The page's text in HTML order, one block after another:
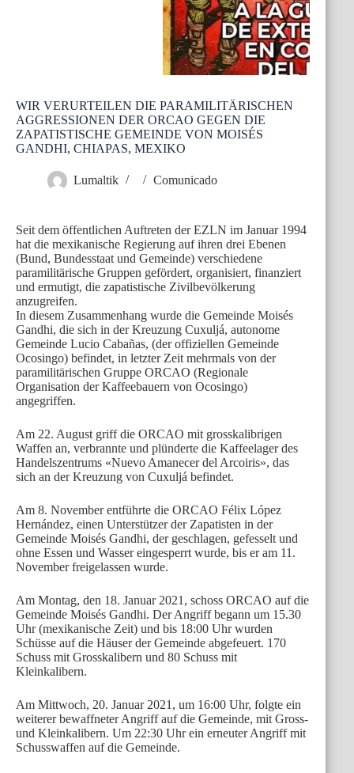
WIR VERURTEILEN DIE PARAMILITÄRISCHEN
AGGRESSIONEN DER ORCAO GEGEN DIE
ZAPATISTISCHE GEMEINDE VON MOISÉS
GANDHI, CHIAPAS, MEXIKO
Lumaltik Comunicado
Seit dem öffentlichen Auftreten der EZLN im Januar 1994
hat die mexikanische Regierung auf ihren drei Ebenen
(Bund, Bundesstaat und Gemeinde) verschiedene
paramilitärische Gruppen gefördert, organisiert, finanziert
und ermutigt, die zapatistische Zivilbevölkerung
anzugreifen.
In diesem Zusammenhang wurde die Gemeinde Moisés
Gandhi, die sich in der Kreuzung Cuxuljá, autonome
Gemeinde Lucio Cabañas, (der offiziellen Gemeinde
Ocosingo) befindet, in letzter Zeit mehrmals von der
paramilitärischen Gruppe ORCAO (Regionale
Organisation der Kaffeebauern von Ocosingo)
angegriffen.
Am 22. August griff die ORCAO mit grosskalibrigen
Waffen an, verbrannte und plünderte die Kaffeelager des
Handelszentrums «Nuevo Amanecer del Arcoiris», das
sich an der Kreuzung von Cuxuljá befindet.
Am 8. November entführte die ORCAO Félix López
Hernández, einen Unterstützer der Zapatisten in der
Gemeinde Moisés Gandhi, der geschlagen, gefesselt und
ohne Essen und Wasser eingesperrt wurde, bis er am 11.
November freigelassen wurde.
Am Montag, den 18. Januar 2021, schoss ORCAO auf die
Gemeinde Moisés Gandhi. Der Angriff begann um 15.30
Uhr (mexikanische Zeit) und bis 18:00 Uhr wurden
Schüsse auf die Häuser der Gemeinde abgefeuert. 170
Schuss mit Grosskalibern und 80 Schuss mit
Kleinkalibern.
Am Mittwoch, 20. Januar 2021, um 16:00 Uhr, folgte ein
weiterer bewaffneter Angriff auf die Gemeinde, mit Gross-
und Kleinkalibern. Um 22:30 Uhr ein erneuter Angriff mit
Schusswaffen auf die Gemeinde.